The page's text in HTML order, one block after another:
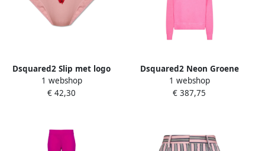
Dsquared2 Slip met logo
Pink Dames
1 webshop
€ 42,30
Dsquared2 Neon Groene
Hoodie Iconische Cool Fit
Pink Dames
1 webshop
€ 387,75